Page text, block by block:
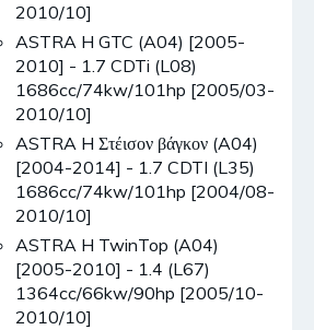
2010/10]
ASTRA H GTC (A04) [2005-
2010] - 1.7 CDTi (L08)
1686cc/74kw/101hp [2005/03-
2010/10]
ASTRA H Στέισον βάγκον (A04)
[2004-2014] - 1.7 CDTI (L35)
1686cc/74kw/101hp [2004/08-
2010/10]
ASTRA H TwinTop (A04)
[2005-2010] - 1.4 (L67)
1364cc/66kw/90hp [2005/10-
2010/10]